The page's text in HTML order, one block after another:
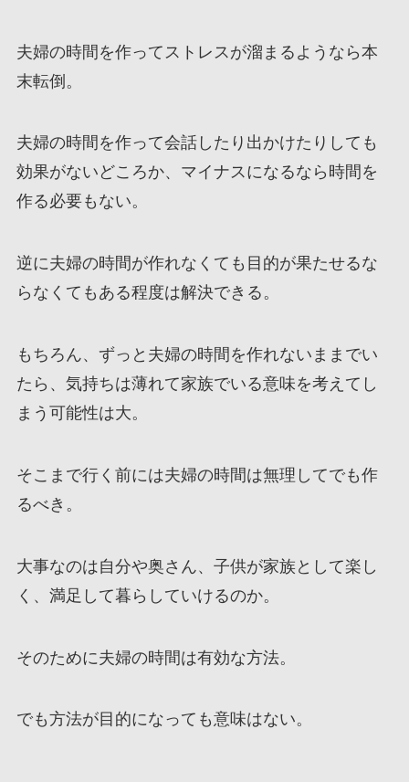
夫婦の時間を作ってストレスが溜まるようなら本
末転倒。
夫婦の時間を作って会話したり出かけたりしても
効果がないどころか、マイナスになるなら時間を
作る必要もない。
逆に夫婦の時間が作れなくても目的が果たせるな
らなくてもある程度は解決できる。
もちろん、ずっと夫婦の時間を作れないままでい
たら、気持ちは薄れて家族でいる意味を考えてし
まう可能性は大。
そこまで行く前には夫婦の時間は無理してでも作
るべき。
大事なのは自分や奥さん、子供が家族として楽し
く、満足して暮らしていけるのか。
そのために夫婦の時間は有効な方法。
でも方法が目的になっても意味はない。